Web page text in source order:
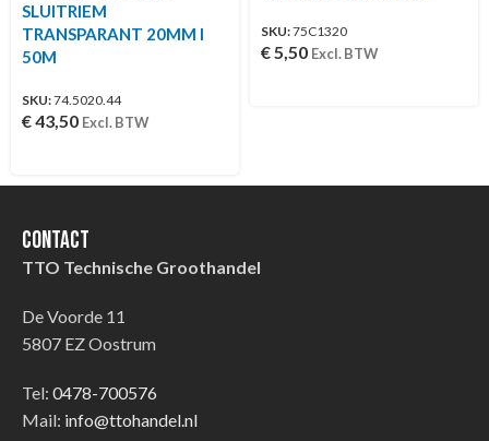
SLUITRIEM
TRANSPARANT 20MM I
50M
SKU:74.5020.44
€43,50 Excl. BTW
SKU:75C1320
€5,50 Excl. BTW
Contact
TTO Technische Groothandel
De Voorde 11
5807 EZ Oostrum
Tel: 0478-700576
Mail: info@ttohandel.nl